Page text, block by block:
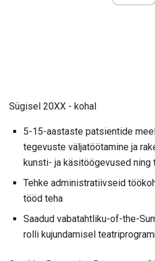
Sügisel 20XX - kohal
5-15-aastaste patsientide
tegevuste väljatöötamine ja
kunsti- ja käsitöögevused ning
Tehke administratiivseid
tööd teha
Saadud vabatahtliku-of-the-
rolli kujundamisel